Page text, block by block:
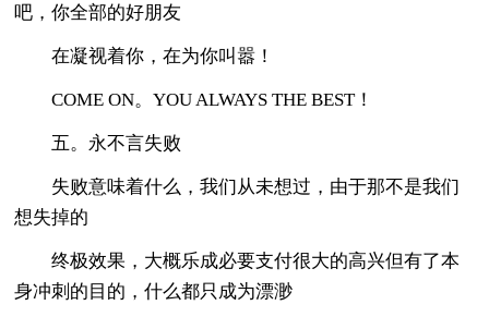
吧，你全部的好朋友
在凝视着你，在为你叫嚣！
COME ON。YOU ALWAYS THE BEST！
五。永不言失败
失败意味着什么，我们从未想过，由于那不是我们
想失掉的
终极效果，大概乐成必要支付很大的高兴但有了本
身冲刺的目的，什么都只成为漂渺